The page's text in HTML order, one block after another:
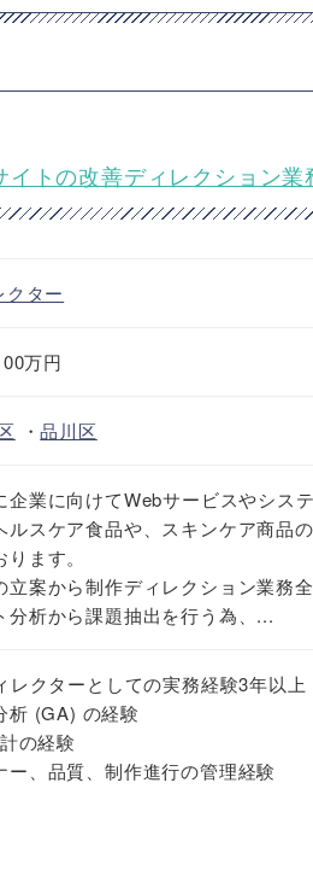
イトの改善ディレクション業
ター
万円
・品川区
企業に向けてWebサービスやシス
ルスケア食品や、スキンケア商品
ます。
立案から制作ディレクション業務
分析から課題抽出を行う為、...
レクターとしての実務経験3年以上
析 (GA) の経験
の経験
ー、品質、制作進行の管理経験